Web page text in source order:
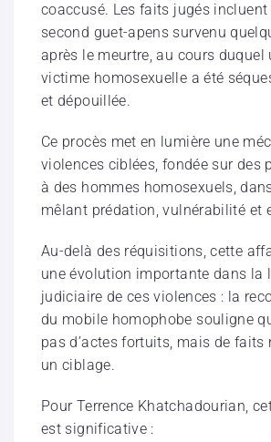
coaccusé. Les faits jugés
second guet-apens survenu
après le meurtre, au cours duquel
victime homosexuelle a été
et dépouillée.
Ce procès met en lumière une
violences ciblées, fondée sur des
à des hommes homosexuels,
mêlant prédation, vulnérabilité et
Au-delà des réquisitions, cette
une évolution importante dans la
judiciaire de ces violences : la
du mobile homophobe souligne
pas d’actes fortuits, mais de faits
un ciblage.
Pour Terrence Khatchadourian,
est significative :